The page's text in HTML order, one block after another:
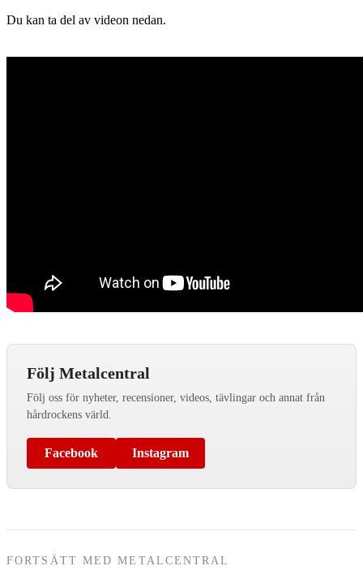
Du kan ta del av videon nedan.
Följ Metalcentral
Följ oss för nyheter, recensioner, videos, tävlingar och annat från
hårdrockens värld.
Facebook Instagram
FORTSÄTT MED METALCENTRAL